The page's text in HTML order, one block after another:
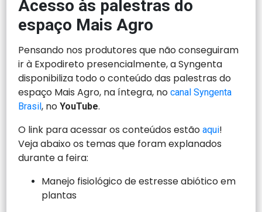
Acesso às palestras do
espaço Mais Agro
Pensando nos produtores que não conseguiram
ir à Expodireto presencialmente, a Syngenta
disponibiliza todo o conteúdo das palestras do
espaço Mais Agro, na íntegra, nocanal Syngenta
Brasil, noYouTube.
O link para acessar os conteúdos estãoaqui!
Veja abaixo os temas que foram explanados
durante a feira:
Manejo fisiológico de estresse abiótico em
plantas